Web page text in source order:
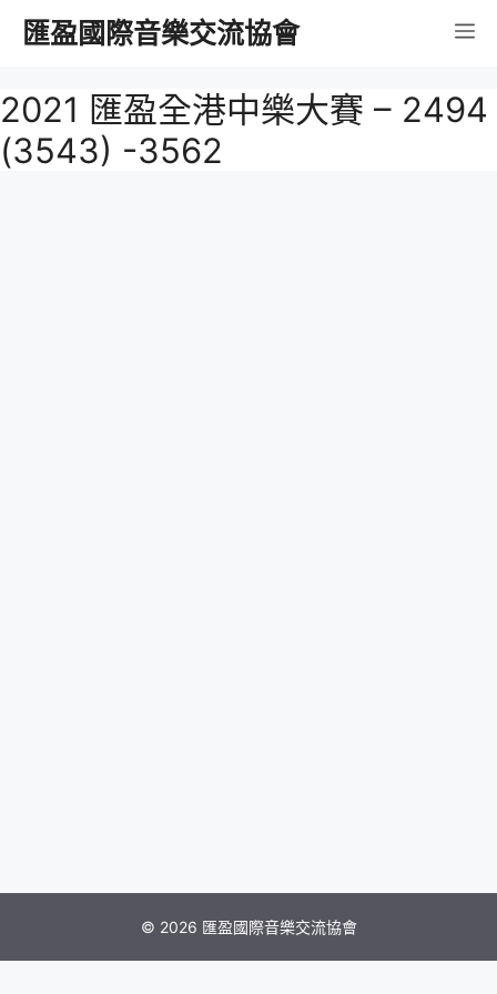
容
匯盈國際音樂交流協會 選
單
2021 匯盈全港中樂大賽 – 2494
(3543) -3562
© 2026 匯盈國際音樂交流協會